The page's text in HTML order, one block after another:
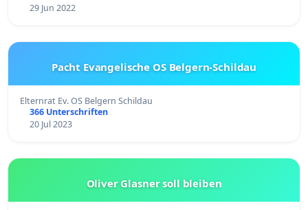
29 Jun 2022
Pacht Evangelische OS Belgern-Schildau
Elternrat Ev. OS Belgern Schildau
366 Unterschriften
20 Jul 2023
Oliver Glasner soll bleiben